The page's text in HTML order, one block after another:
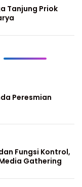
Tanjung Priok
Peresmian
Fungsi Kontrol,
Gathering